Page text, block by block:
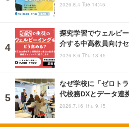
2026.8.4 Tue 14:45
探究学習でウェルビ
介する中高教員向け
2026.8.6 Thu 18:45
なぜ学校に「ゼロト
代校務DXとデータ連
2026.7.16 Thu 9:15